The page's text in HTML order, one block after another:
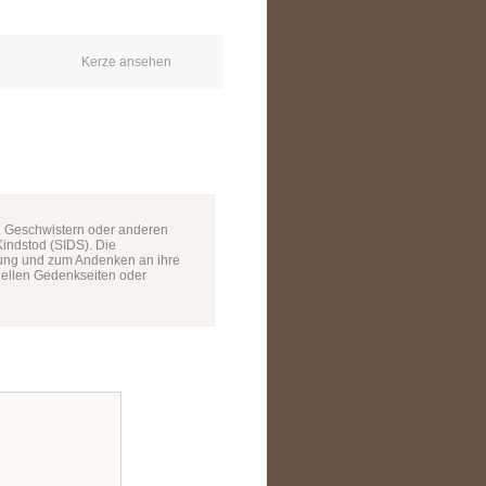
Kerze ansehen
oder anderen
(SIDS). Die
und zum Andenken an ihre
Gedenkseiten oder